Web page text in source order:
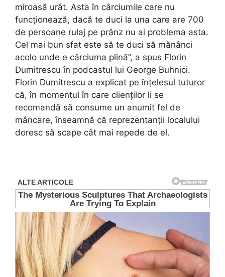
miroasă urât. Asta în cârciumile care nu
funcționează, dacă te duci la una care are 700
de persoane rulaj pe prânz nu ai problema asta.
Cel mai bun sfat este să te duci să mănânci
acolo unde e cârciuma plină”, a spus Florin
Dumitrescu în podcastul lui George Buhnici.
Florin Dumitrescu a explicat pe înțelesul tuturor
că, în momentul în care clienților li se
recomandă să consume un anumit fel de
mâncare, înseamnă că reprezentanții localului
doresc să scape cât mai repede de el.